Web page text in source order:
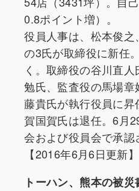
0.8ポイント増）。
役員人事は、松本俊
の3氏が取締役に新任
く。取締役の谷川直
勉氏、監査役の馬場
藤貴氏が執行役員に
賀国賀氏は退任。6月
会および役員会で承認
【2016年6月6日更新】
トーハン、熊本の被